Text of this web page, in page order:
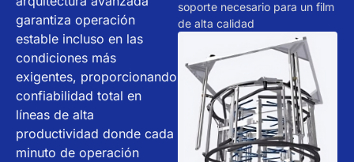
garantiza operación
estable incluso en las
condiciones más
exigentes, proporcionando
confiabilidad total en
líneas de alta
productividad donde cada
minuto de operación
soporte necesario para un film
de alta calidad